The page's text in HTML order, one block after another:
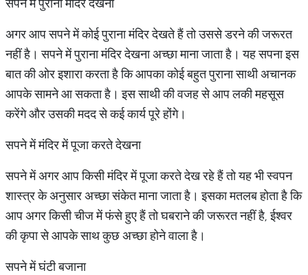
सपने में पुराना मंदिर देखना
अगर आप सपने में कोई पुराना मंदिर देखते हैं तो उससे डरने की जरूरत
नहीं है। सपने में पुराना मंदिर देखना अच्छा माना जाता है। यह सपना इस
बात की ओर इशारा करता है कि आपका कोई बहुत पुराना साथी अचानक
आपके सामने आ सकता है। इस साथी की वजह से आप लकी महसूस
करेंगे और उसकी मदद से कई कार्य पूरे होंगे।
सपने में मंदिर में पूजा करते देखना
सपने में अगर आप किसी मंदिर में पूजा करते देख रहे हैं तो यह भी स्वपन
शास्त्र के अनुसार अच्छा संकेत माना जाता है। इसका मतलब होता है कि
आप अगर किसी चीज में फंसे हुए हैं तो घबराने की जरूरत नहीं है, ईश्वर
की कृपा से आपके साथ कुछ अच्छा होने वाला है।
सपने में घंटी बजाना